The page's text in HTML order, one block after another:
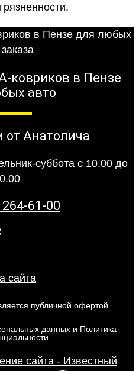
ковриков в Пензе
авто
от Анатолича
суббота с 10.00 до
61-00
сайта
публичной офертой
данных и Политика
сайта - Известный